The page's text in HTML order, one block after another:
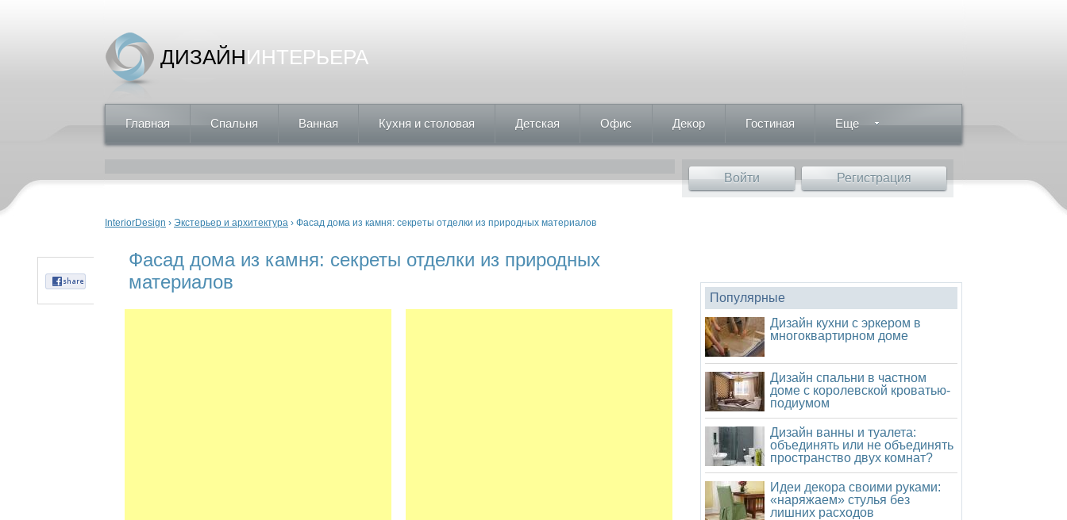
ДИЗАЙНИНТЕРЬЕРА
Главная Спальня Ванная Кухня и столовая Детская Офис Декор Гостиная Еще
Войти Регистрация
Вы здесь
InteriorDesign › Экстерьер и архитектура › Фасад дома из камня: секреты отделки из природных материалов
Фасад дома из камня: секреты отделки из природных
материалов
Популярные
Дизайн кухни с эркером в
многоквартирном доме
Дизайн спальни в частном
доме с королевской кроватью-
подиумом
Дизайн ванны и туалета:
объединять или не объединять
пространство двух комнат?
Идеи декора своими руками:
«наряжаем» стулья без
лишних расходов